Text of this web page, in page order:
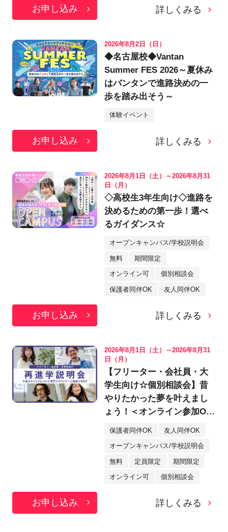
お申し込み 詳しくみる
2026年8月2日（日）
◆名古屋校◆Vantan
Summer FES 2026～夏休み
はバンタンで進路決めの一
歩を踏み出そう～
体験イベント
お申し込み 詳しくみる
2026年8月1日（土）～2026年8月31
日（月）
◇高校生3年生向け◇進路を
決めるための第一歩！選べ
るガイダンス☆
オープンキャンパス/学校説明会
無料 期間限定
オンライン可 個別相談会
保護者同伴OK 友人同伴OK
お申し込み 詳しくみる
2026年8月1日（土）～2026年8月31
日（月）
【フリーター・会社員・大
学生向け☆個別相談会】昔
やりたかった夢を叶えまし
ょう！＜オンライン参加OK
＞
保護者同伴OK 友人同伴OK
オープンキャンパス/学校説明会
無料 定員限定 期間限定
オンライン可 個別相談会
お申し込み 詳しくみる